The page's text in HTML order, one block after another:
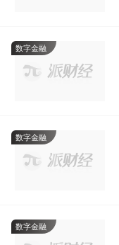
数字金融
数字金融
数字金融